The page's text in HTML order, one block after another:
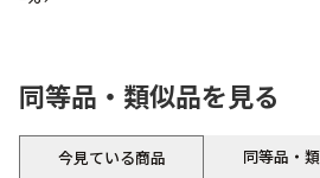
同等品・類似品を見る
今見ている商品 同等品・